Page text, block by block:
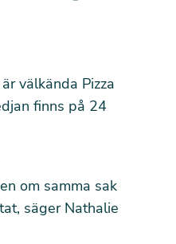
välkända Pizza
finns på 24
om samma sak
säger Nathalie